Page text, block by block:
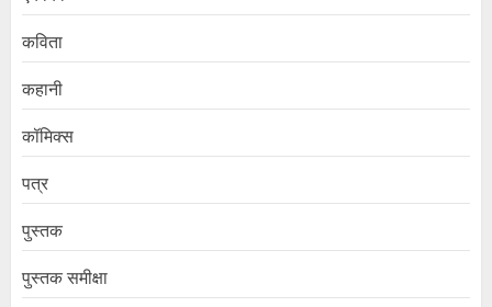
कविता
कहानी
कॉमिक्स
पत्र
पुस्तक
पुस्तक समीक्षा